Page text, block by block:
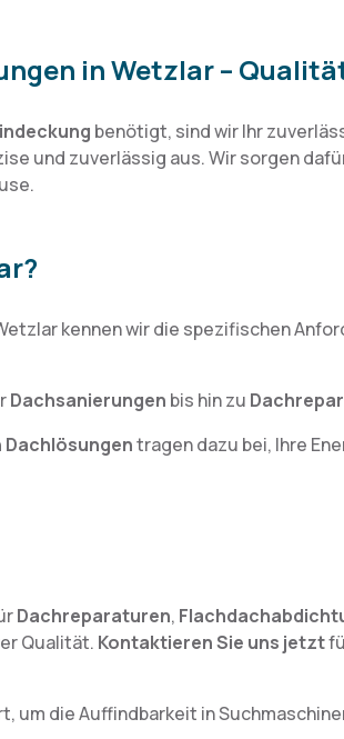
in Wetzlar –
benötigt, sind wir Ihr
und zuverlässig aus. Wir sorgen
kennen wir die spezifischen
Dachsanierungen bis hin zu
tragen dazu bei, Ihre
Dachreparaturen,
Qualität. Kontaktieren Sie uns jetzt
um die Auffindbarkeit in